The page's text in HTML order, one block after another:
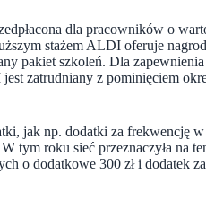
dla pracowników o
stażem ALDI oferuje
pakiet szkoleń. Dla
zatrudniany z pominięciem
jak np. dodatki za frekwencję
tym roku sieć przeznaczyła na
o dodatkowe 300 zł i dodatek